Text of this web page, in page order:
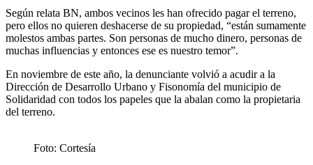
Según relata BN, ambos vecinos les han ofrecido pagar el terreno,
pero ellos no quieren deshacerse de su propiedad, “están sumamente
molestos ambas partes. Son personas de mucho dinero, personas de
muchas influencias y entonces ese es nuestro temor”.
En noviembre de este año, la denunciante volvió a acudir a la
Dirección de Desarrollo Urbano y Fisonomía del municipio de
Solidaridad con todos los papeles que la abalan como la propietaria
del terreno.
Foto: Cortesía